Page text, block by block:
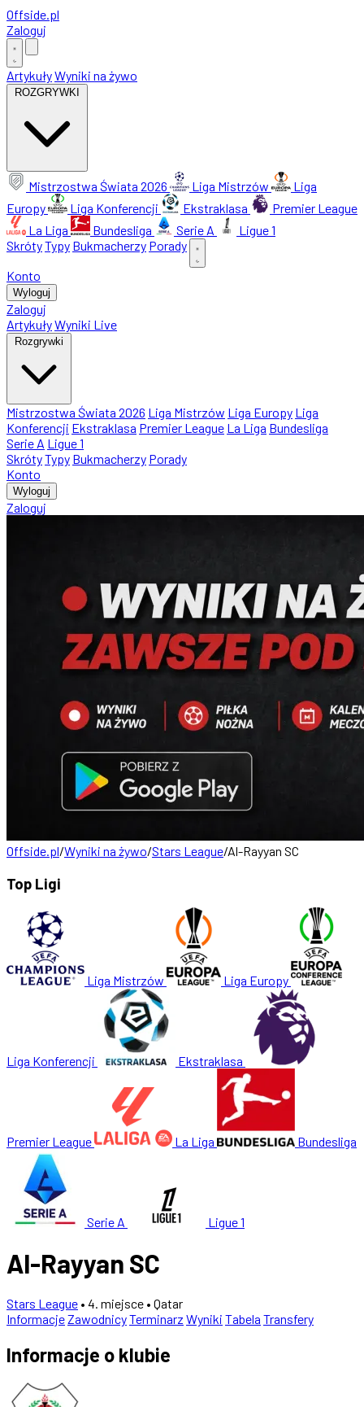
Offside.pl
Zaloguj
ArtykułyWyniki na żywo
ROZGRYWKI
Mistrzostwa Świata 2026 Liga Mistrzów
Liga
Europy
Liga Konferencji Ekstraklasa
Premier League
La Liga
Bundesliga Serie A
Ligue 1
SkrótyTypy Bukmacherzy Porady
Konto
Wyloguj
Zaloguj
ArtykułyWyniki Live
Rozgrywki
Mistrzostwa Świata 2026 Liga Mistrzów Liga Europy Liga
Konferencji Ekstraklasa Premier League La Liga Bundesliga
Serie A Ligue 1
SkrótyTypy Bukmacherzy Porady
Konto
Wyloguj
Zaloguj
Offside.pl/Wyniki na żywo/Stars League/Al-Rayyan SC
Top Ligi
Liga Mistrzów Liga Europy
Liga Konferencji Ekstraklasa
Premier League La Liga Bundesliga
Serie A Ligue 1
Al-Rayyan SC
Stars League • 4. miejsce • Qatar
InformacjeZawodnicyTerminarz Wyniki Tabela Transfery
Informacje o klubie